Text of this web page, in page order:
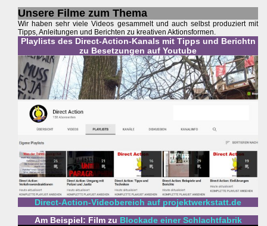
Unsere Filme zum Thema
Wir haben sehr viele Videos gesammelt und auch selbst produziert mit
Tipps, Anleitungen und Berichten zu kreativen Aktionsformen.
Playlists des Direct-Action-Kanals mit Tipps und Berichtn
zu Besetzungen auf Youtube
Direct-Action-Videobereich auf projektwerkstatt.de
Am Beispiel: Film zu Blockade einer Schlachtfabrik